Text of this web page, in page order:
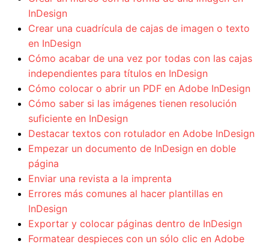
InDesign
Crear una cuadrícula de cajas de imagen o texto
en InDesign
Cómo acabar de una vez por todas con las cajas
independientes para títulos en InDesign
Cómo colocar o abrir un PDF en Adobe InDesign
Cómo saber si las imágenes tienen resolución
suficiente en InDesign
Destacar textos con rotulador en Adobe InDesign
Empezar un documento de InDesign en doble
página
Enviar una revista a la imprenta
Errores más comunes al hacer plantillas en
InDesign
Exportar y colocar páginas dentro de InDesign
Formatear despieces con un sólo clic en Adobe